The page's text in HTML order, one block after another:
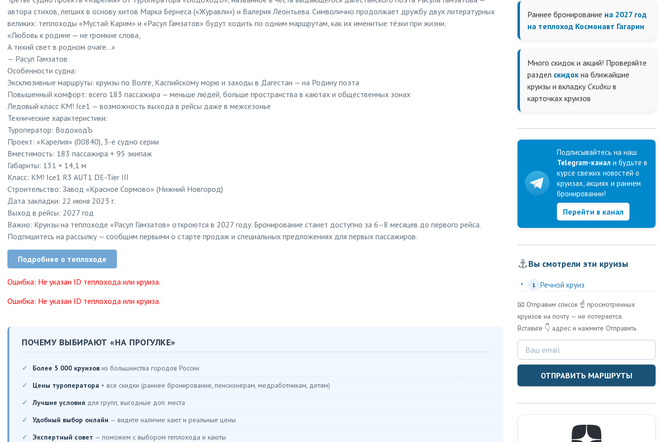
автора стихов, легших в основу хитов Марка Бернеса («Журавли») и Валерия Леонтьева. Символично продолжает дружбу двух литературных
великих: теплоходы «Мустай Карим» и «Расул Гамзатов» будут ходить по одним маршрутам, как их именитые тёзки при жизни.
«Любовь к родине — не громкие слова,
А тихий свет в родном очаге…»
— Расул Гамзатов
Особенности судна:
Эксклюзивные маршруты: круизы по Волге, Каспийскому морю и заходы в Дагестан — на Родину поэта
Повышенный комфорт: всего 183 пассажира — меньше людей, больше пространства в каютах и общественных зонах
Ледовый класс KM! Ice1 — возможность выхода в рейсы даже в межсезонье
Технические характеристики:
Туроператор: ВодоходЪ
Проект: «Карелия» (00840), 3-е судно серии
Вместимость: 183 пассажира + 95 экипаж
Габариты: 131 × 14,1 м
Класс: KM! Ice1 R3 AUT1 DE-Tier III
Строительство: Завод «Красное Сормово» (Нижний Новгород)
Дата закладки: 22 июня 2023 г.
Выход в рейсы: 2027 год
Важно: Круизы на теплоходе «Расул Гамзатов» откроются в 2027 году. Бронирование станет доступно за 6–8 месяцев до первого рейса.
Подпишитесь на рассылку — сообщим первыми о старте продаж и специальных предложениях для первых пассажиров.
Подробнее о теплоходе
Ошибка: Не указан ID теплохода или круиза.
Ошибка: Не указан ID теплохода или круиза.
ПОЧЕМУ ВЫБИРАЮТ «НА ПРОГУЛКЕ»
Более 5 000 круизов из большинства городов России
Цены туроператора + все скидки (раннее бронирование, пенсионерам, медработникам, детям)
Лучшие условия для групп, выгодные доп. места
Удобный выбор онлайн — видите наличие кают и реальные цены
Экспертный совет — поможем с выбором теплохода и каюты
Раннее бронирование на 2027 год
на теплоход Космонавт Гагарин
Много скидок и акций! Проверяйте
раздел скидок на ближайшие
круизы и вкладку Скидки в
карточках круизов
Подписывайтесь на наш
Telegram-канал и будьте в
курсе свежих новостей о
круизах, акциях и раннем
бронировании!
Перейти в канал
⚓Вы смотрели эти круизы
1 Речной круиз
📧 Отправим список ☝️ просмотренных
круизов на почту — не потеряется.
Вставьте 👇 адрес и нажмите Отправить
ОТПРАВИТЬ МАРШРУТЫ